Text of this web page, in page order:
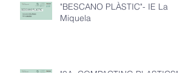
"BESCANO PLÀSTIC"- IE La
Miquela
"3A: COMPACTING PLASTICS"-